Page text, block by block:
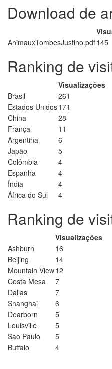
Download de
AnimauxTombesJustino.pdf145
Ranking de
Visualizações
Brasil
261
Estados Unidos171
China
28
França
11
Argentina
6
Japão
5
Colômbia
4
Espanha
4
Índia
4
África do Sul
4
Ranking de
Visualizações
Ashburn
16
Beijing
14
Mountain View12
Costa Mesa
7
Dallas
7
Shanghai
6
Dearborn
5
Louisville
5
Sao Paulo
5
Buffalo
4